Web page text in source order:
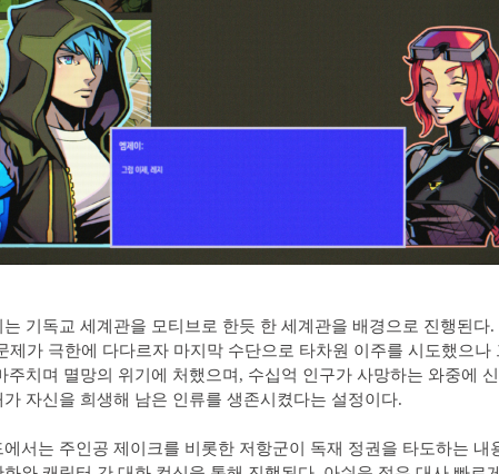
는 기독교 세계관을 모티브로 한듯 한 세계관을 배경으로 진행된다.
제가 극한에 다다르자 마지막 수단으로 타차원 이주를 시도했으나
주치며 멸망의 위기에 처했으며, 수십억 인구가 사망하는 와중에
가 자신을 희생해 남은 인류를 생존시켰다는 설정이다.
에서는 주인공 제이크를 비롯한 저항군이 독재 정권을 타도하는 내